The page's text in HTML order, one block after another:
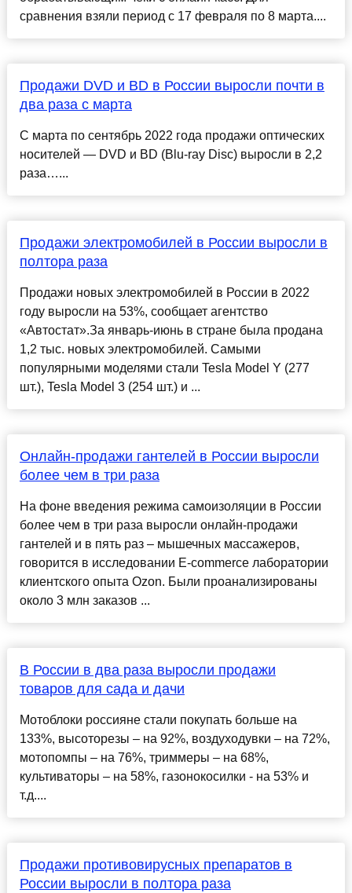
сравнения взяли период с 17 февраля по 8 марта....
Продажи DVD и BD в России выросли почти в
два раза с марта
С марта по сентябрь 2022 года продажи оптических
носителей — DVD и BD (Blu-ray Disc) выросли в 2,2
раза…...
Продажи электромобилей в России выросли в
полтора раза
Продажи новых электромобилей в России в 2022
году выросли на 53%, сообщает агентство
«Автостат».За январь-июнь в стране была продана
1,2 тыс. новых электромобилей. Самыми
популярными моделями стали Tesla Model Y (277
шт.), Tesla Model 3 (254 шт.) и ...
Онлайн-продажи гантелей в России выросли
более чем в три раза
На фоне введения режима самоизоляции в России
более чем в три раза выросли онлайн-продажи
гантелей и в пять раз – мышечных массажеров,
говорится в исследовании E-commerce лаборатории
клиентского опыта Ozon. Были проанализированы
около 3 млн заказов ...
В России в два раза выросли продажи
товаров для сада и дачи
Мотоблоки россияне стали покупать больше на
133%, высоторезы – на 92%, воздуходувки – на 72%,
мотопомпы – на 76%, триммеры – на 68%,
культиваторы – на 58%, газонокосилки - на 53% и
т.д....
Продажи противовирусных препаратов в
России выросли в полтора раза